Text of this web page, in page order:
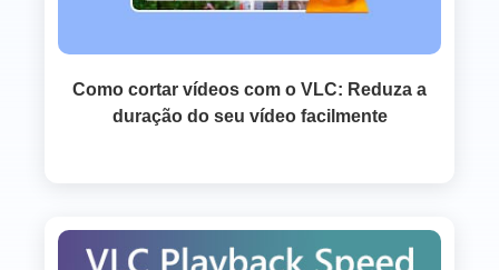
Como cortar vídeos com o VLC: Reduza a
duração do seu vídeo facilmente